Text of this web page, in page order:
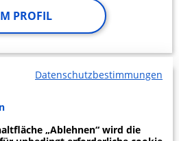
PROFIL
Datenschutzbestimmungen
„Ablehnen“ wird die